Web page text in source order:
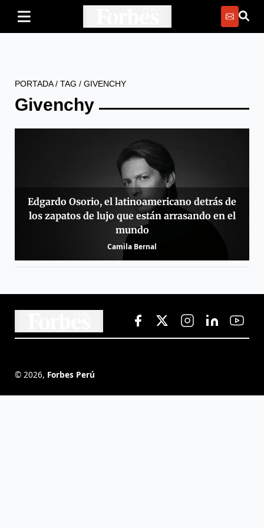
PORTADA/ TAG / GIVENCHY
Givenchy
Edgardo Osorio, el latinoamericano detrás de
los zapatos de lujo que están arrasando en el
mundo
Camila Bernal
© 2026, Forbes Perú